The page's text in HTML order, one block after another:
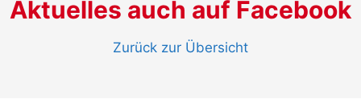
Aktuelles auch auf Facebook
Zurück zur Übersicht